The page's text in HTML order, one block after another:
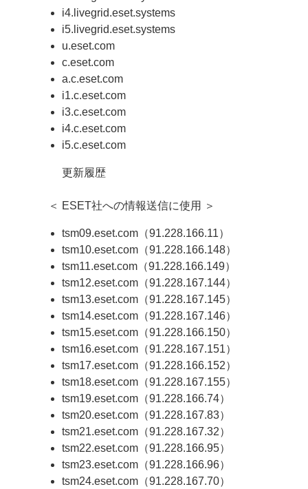
i4.livegrid.eset.systems
i5.livegrid.eset.systems
u.eset.com
c.eset.com
a.c.eset.com
i1.c.eset.com
i3.c.eset.com
i4.c.eset.com
i5.c.eset.com
更新履歴
＜ ESET社への情報送信に使用 ＞
tsm09.eset.com（91.228.166.11）
tsm10.eset.com（91.228.166.148）
tsm11.eset.com（91.228.166.149）
tsm12.eset.com（91.228.167.144）
tsm13.eset.com（91.228.167.145）
tsm14.eset.com（91.228.167.146）
tsm15.eset.com（91.228.166.150）
tsm16.eset.com（91.228.167.151）
tsm17.eset.com（91.228.166.152）
tsm18.eset.com（91.228.167.155）
tsm19.eset.com（91.228.166.74）
tsm20.eset.com（91.228.167.83）
tsm21.eset.com（91.228.167.32）
tsm22.eset.com（91.228.166.95）
tsm23.eset.com（91.228.166.96）
tsm24.eset.com（91.228.167.70）